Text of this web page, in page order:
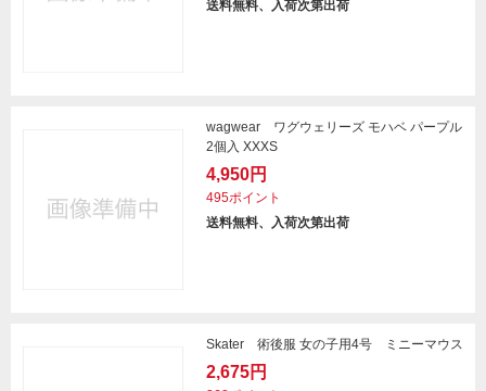
送料無料、入荷次第出荷
wagwear ワグウェリーズ モハベ パープル
2個入 XXXS
4,950円
495ポイント
送料無料、入荷次第出荷
Skater 術後服 女の子用4号 ミニーマウス
2,675円